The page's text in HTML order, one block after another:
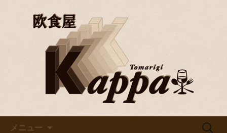
京都・烏丸のイタリアンバル
「欧食屋Kappa」
楽しむならバル「欧食屋Kappa」。野
菜ソムリエの資格を持つオーナーの作
るイタリアンは絶品。ワインブッフェ
などもありカウンターで１人飲みもグ
ループでのご利用も歓迎です。
メニュー
検